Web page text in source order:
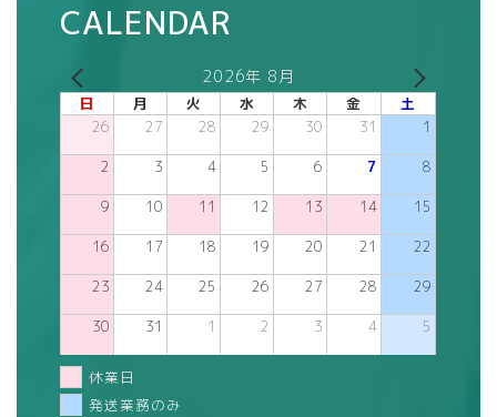
CALENDAR
2026年 8月
日 月 火 水 木 金 土
26 27 28 29 30 31 1
2 3 4 5 6 7 8
9 10 11 12 13 14 15
16 17 18 19 20 21 22
23 24 25 26 27 28 29
30 31 1 2 3 4 5
休業日
発送業務のみ